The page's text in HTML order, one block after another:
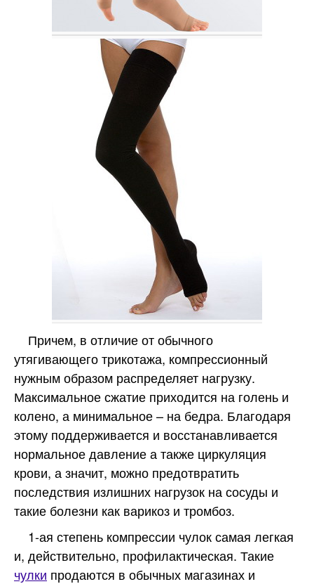
Причем, в отличие от обычного
утягивающего трикотажа, компрессионный
нужным образом распределяет нагрузку.
Максимальное сжатие приходится на голень и
колено, а минимальное – на бедра. Благодаря
этому поддерживается и восстанавливается
нормальное давление а также циркуляция
крови, а значит, можно предотвратить
последствия излишних нагрузок на сосуды и
такие болезни как варикоз и тромбоз.
1-ая степень компрессии чулок самая легкая
и, действительно, профилактическая. Такие
чулки продаются в обычных магазинах и